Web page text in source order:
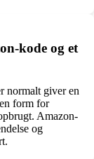
kode og et
normalt giver en
form for
Amazon-
og